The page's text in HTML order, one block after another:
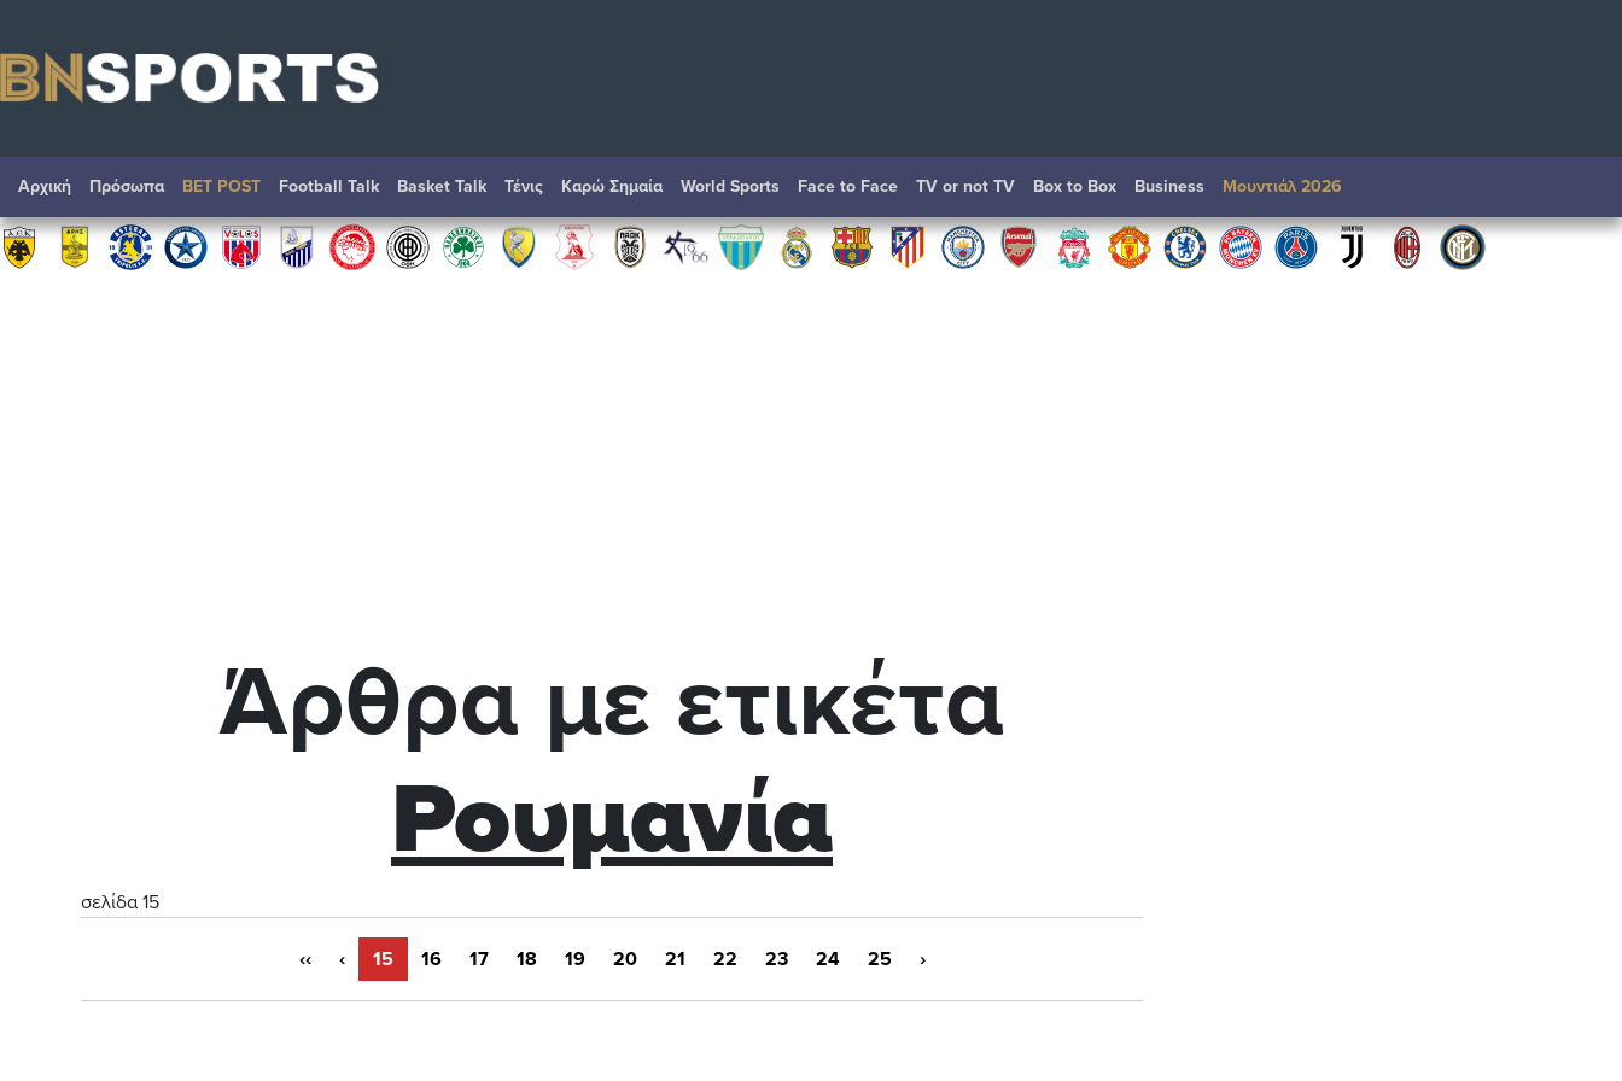
Αρχική Πρόσωπα BET POST Football Talk Basket Talk Τένις Καρώ Σημαία World Sports Face to Face TV or not TV Box to Box Βusiness Μουντιάλ 2026
Άρθρα με ετικέτα
Ρουμανία
σελίδα 15
‹‹ ‹ 15 16 17 18 19 20 21 22 23 24 25 ›